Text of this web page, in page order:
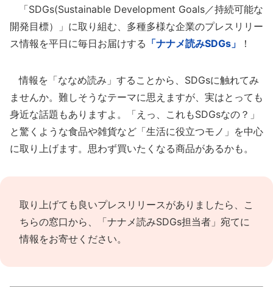
「SDGs(Sustainable Development Goals／持続可能な
開発目標）」に取り組む、多種多様な企業のプレスリリー
ス情報を平日に毎日お届けする 「ナナメ読みSDGs」 ！
情報を「ななめ読み」することから、SDGsに触れてみ
ませんか。難しそうなテーマに思えますが、実はとっても
身近な話題もありますよ。「えっ、これもSDGsなの？」
と驚くような食品や雑貨など「生活に役立つモノ」を中心
に取り上げます。思わず買いたくなる商品があるかも。
取り上げても良いプレスリリースがありましたら、 こ
ちらの窓口から、「ナナメ読みSDGs担当者」宛てに
情報をお寄せください。